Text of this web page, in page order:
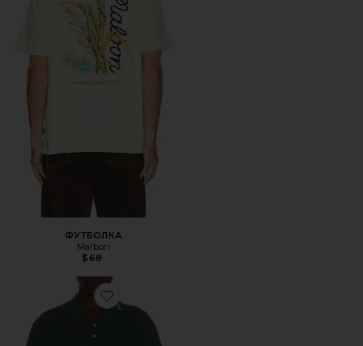
ФУТБОЛКА
Malbon
$68
Favorite ПОЛО С КРУЖЕВНОЙ ВЯЗКОЙ RESORT